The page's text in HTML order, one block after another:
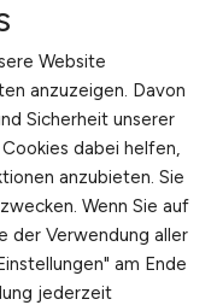
Website
anzuzeigen. Davon
Sicherheit unserer
dabei helfen,
anzubieten. Sie
Wenn Sie auf
der Verwendung aller
am Ende
jederzeit